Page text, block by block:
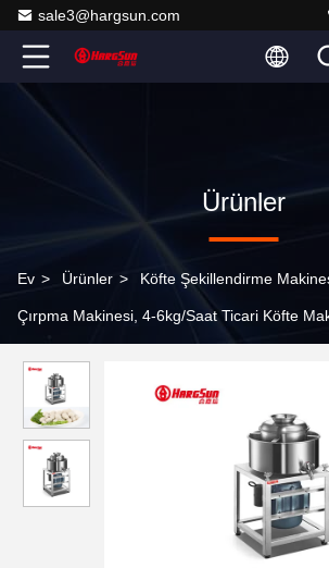
sale3@hargsun.com
Ürünler
Ev > Ürünler > Köfte Şekillendirme
Çırpma Makinesi, 4-6kg/Saat Ticari Köfte